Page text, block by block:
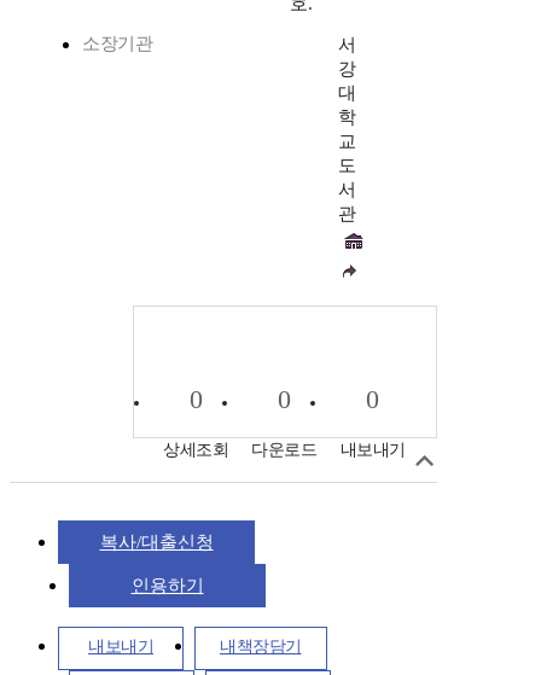
호.
소장기관
서
강
대
학
교
도
서
관
0
상세조회
0
다운로드
0
내보내기
복사/대출신청
인용하기
내보내기 내책장담기